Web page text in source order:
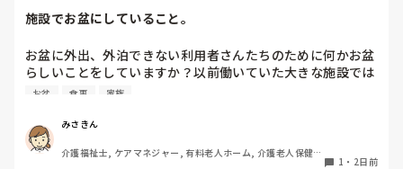
施設でお盆にしていること。
お盆に外出、外泊できない利用者さんたちのために何かお盆
らしいことをしていますか？以前働いていた大きな施設では
実際に住職さんを呼びご焼香できるようにそれ用のスペース
族が面会に来る…などでした。お盆まであと少しです。何か
していることがあればぜひシェアよろしくお願いします。
お盆 食事 家族
みさきん
介護福祉士, ケアマネジャー, 有料老人ホーム, 介護老人保健施
1 ・ 2日前